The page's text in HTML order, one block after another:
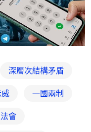
深層次結構矛盾
一國兩制
會